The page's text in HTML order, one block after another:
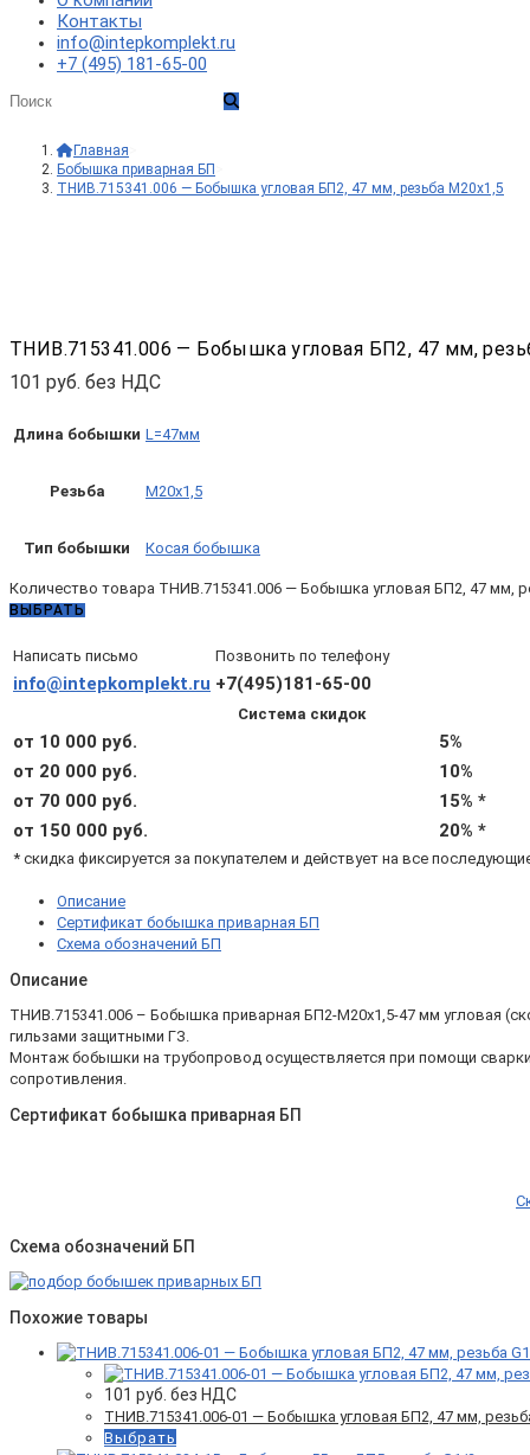
Контакты
info@intepkomplekt.ru
+7 (495) 181-65-00
Главная
Бобышка приварная БП
ТНИВ.715341.006 — Бобышка угловая БП2, 47 мм, резьба М20х1,5
ТНИВ.715341.006 — Бобышка угловая БП2, 47 мм,
101 руб. без НДС
Длина бобышки L=47мм
Резьба М20х1,5
Тип бобышки Косая бобышка
Количество товара ТНИВ.715341.006 — Бобышка угловая БП2, 47 мм,
ВЫБРАТЬ
Написать письмо Позвонить по телефону
info@intepkomplekt.ru +7(495)181-65-00
Система скидок
от 10 000 руб.
5%
от 20 000 руб.
10%
от 70 000 руб.
15% *
от 150 000 руб.
20% *
* скидка фиксируется за покупателем и действует на все
Описание
Сертификат бобышка приварная БП
Схема обозначений БП
Описание
ТНИВ.715341.006 – Бобышка приварная БП2-М20х1,5-47 мм угловая
гильзами защитными ГЗ.
Монтаж бобышки на трубопровод осуществляется при помощи
сопротивления.
Сертификат бобышка приварная БП
Схема обозначений БП
Похожие товары
101 руб. без НДС
ТНИВ.715341.006-01 — Бобышка угловая БП2, 47 мм,
Выбрать